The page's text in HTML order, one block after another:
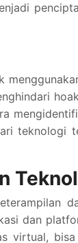
teknologi
dan
virtual,